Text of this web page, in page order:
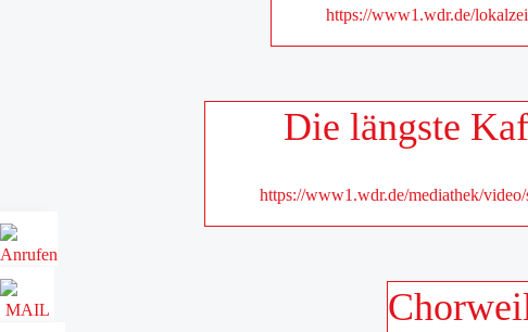
https://www1.wdr.de/
Die längste
https://www1.wdr.de/mediathek/